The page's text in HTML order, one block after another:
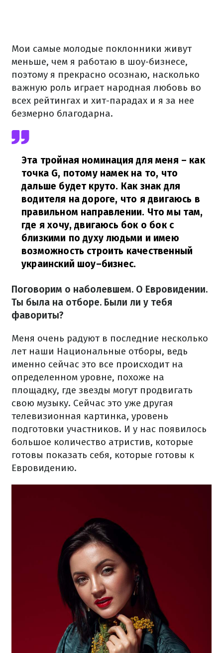
Мои самые молодые поклонники живут
меньше, чем я работаю в шоу-бизнесе,
поэтому я прекрасно осознаю, насколько
важную роль играет народная любовь во
всех рейтингах и хит-парадах и я за нее
безмерно благодарна.
Эта тройная номинация для меня – как
точка G, потому намек на то, что
дальше будет круто. Как знак для
водителя на дороге, что я двигаюсь в
правильном направлении. Что мы там,
где я хочу, двигаюсь бок о бок с
близкими по духу людьми и имею
возможность строить качественный
украинский шоу–бизнес.
Поговорим о наболевшем. О Евровидении.
Ты была на отборе. Были ли у тебя
фавориты?
Меня очень радуют в последние несколько
лет наши Национальные отборы, ведь
именно сейчас это все происходит на
определенном уровне, похоже на
площадку, где звезды могут продвигать
свою музыку. Сейчас это уже другая
телевизионная картинка, уровень
подготовки участников. И у нас появилось
большое количество атристив, которые
готовы показать себя, которые готовы к
Евровидению.